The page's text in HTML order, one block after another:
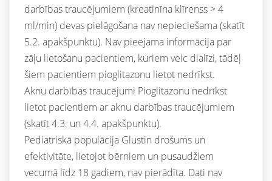
darbības traucējumiem (kreatinīna klīrenss > 4
ml/min) devas pielāgošana nav nepieciešama (skatīt
5.2. apakšpunktu). Nav pieejama informācija par
zāļu lietošanu pacientiem, kuriem veic dialīzi, tādēļ
šiem pacientiem pioglitazonu lietot nedrīkst.
Aknu darbības traucējumi Pioglitazonu nedrīkst
lietot pacientiem ar aknu darbības traucējumiem
(skatīt 4.3. un 4.4. apakšpunktu).
Pediatriskā populācija Glustin drošums un
efektivitāte, lietojot bērniem un pusaudžiem
vecumā līdz 18 gadiem, nav pierādīta. Dati nav